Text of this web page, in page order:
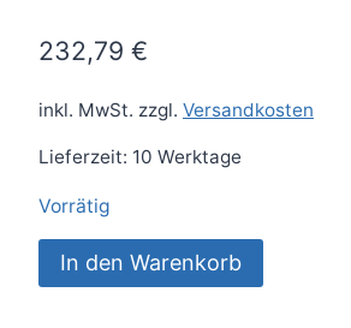
232,79 €
inkl. MwSt. zzgl. Versandkosten
Lieferzeit: 10 Werktage
Vorrätig
Boris
FX
In den Warenkorb